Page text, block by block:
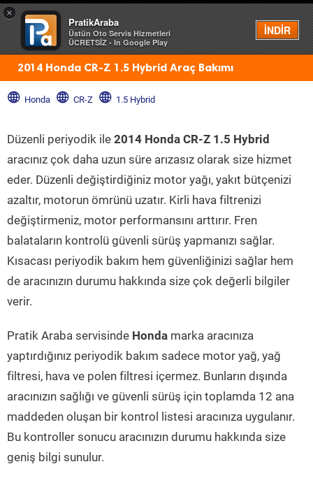
×
PratikAraba
Üstün Oto Servis Hizmetleri
ÜCRETSİZ - In Google Play
İNDİR
Menü
2014 Honda CR-Z 1.5 Hybrid Araç Bakımı
Honda CR-Z 1.5 Hybrid
Düzenli periyodik ile 2014 Honda CR-Z 1.5 Hybrid
aracınız çok daha uzun süre arızasız olarak size hizmet
eder. Düzenli değiştirdiğiniz motor yağı, yakıt bütçenizi
azaltır, motorun ömrünü uzatır. Kirli hava filtrenizi
değiştirmeniz, motor performansını arttırır. Fren
balataların kontrolü güvenli sürüş yapmanızı sağlar.
Kısacası periyodik bakım hem güvenliğinizi sağlar hem
de aracınızın durumu hakkında size çok değerli bilgiler
verir.
Pratik Araba servisinde Honda marka aracınıza
yaptırdığınız periyodik bakım sadece motor yağ, yağ
filtresi, hava ve polen filtresi içermez. Bunların dışında
aracınızın sağlığı ve güvenli sürüş için toplamda 12 ana
maddeden oluşan bir kontrol listesi aracınıza uygulanır.
Bu kontroller sonucu aracınızın durumu hakkında size
geniş bilgi sunulur.